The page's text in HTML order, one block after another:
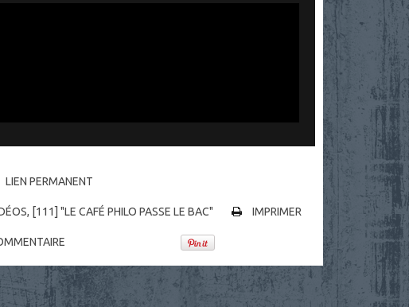
LIEN PERMANENT
, [111] "LE CAFÉ PHILO PASSE LE BAC" IMPRIMER